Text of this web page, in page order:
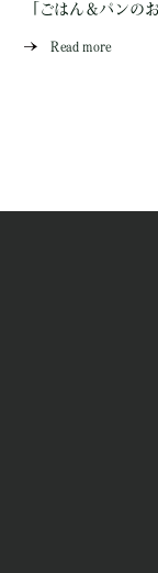
「ごはん＆パンの
Read more